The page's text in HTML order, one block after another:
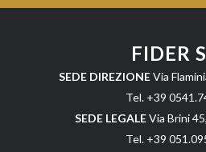
FIDER
SEDE DIREZIONEVia
Tel. +39
SEDE LEGALEVia Brini
Tel. +39